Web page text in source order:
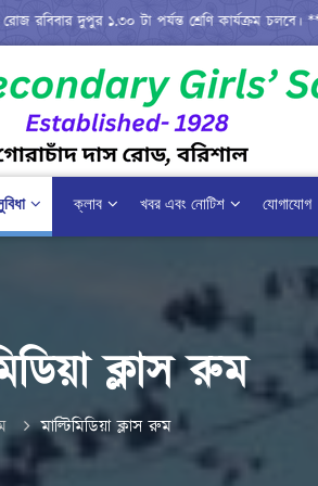
১.৩০ টা পর্যন্ত শ্রেণি কার্যক্রম চলবে। *** ***
ক্লাব খবর এবং নোটিশ যোগাযোগ
ক্লাস রুম
মাল্টিমিডিয়া ক্লাস রুম